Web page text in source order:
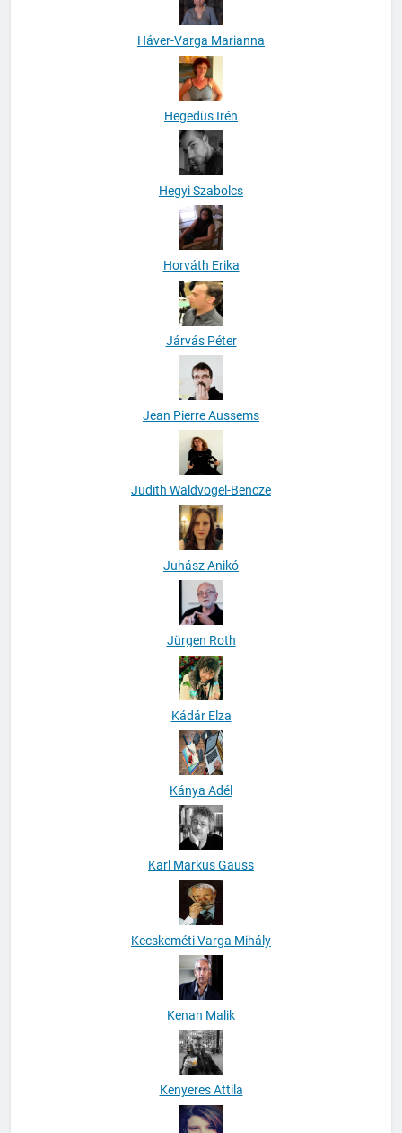
Háver-Varga Marianna
Hegedüs Irén
Hegyi Szabolcs
Horváth Erika
Járvás Péter
Jean Pierre Aussems
Judith Waldvogel-Bencze
Juhász Anikó
Jürgen Roth
Kádár Elza
Kánya Adél
Karl Markus Gauss
Kecskeméti Varga Mihály
Kenan Malik
Kenyeres Attila